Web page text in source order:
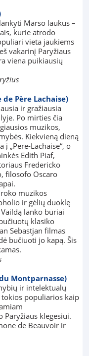
Marso laukus –
kurie atrodo
vieta jaukiems
vakarinį Paryžiaus
viena puikiausių
Père Lachaise)
ir gražiausia
Po mirties čia
muzikos,
Kiekvieną dieną
„Pere-Lachaise“, o
Edith Piaf,
Fredericko
filosofo Oscaro
muzikos
ir gėlių duoklę
lanko būriai
klasiko
Sebastjan filmas
bučiuoti jo kapą. Šis
Montparnasse)
ir intelektualų
populiarios kaip
klegesiui.
de Beauvoir ir